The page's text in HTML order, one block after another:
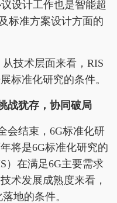
设计工作也是智能超
标准方案设计方面的
技术层面来看，RIS
标准化研究的条件。
战犹存，协同破局
会结束，6G标准化研
将是6G标准化研究的
）在满足6G主要需求
术发展成熟度来看，
地的条件。